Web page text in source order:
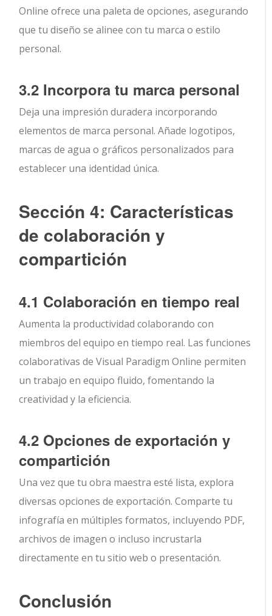
Online ofrece una paleta de opciones, asegurando
que tu diseño se alinee con tu marca o estilo
personal.
3.2 Incorpora tu marca personal
Deja una impresión duradera incorporando
elementos de marca personal. Añade logotipos,
marcas de agua o gráficos personalizados para
establecer una identidad única.
Sección 4: Características
de colaboración y
compartición
4.1 Colaboración en tiempo real
Aumenta la productividad colaborando con
miembros del equipo en tiempo real. Las funciones
colaborativas de Visual Paradigm Online permiten
un trabajo en equipo fluido, fomentando la
creatividad y la eficiencia.
4.2 Opciones de exportación y
compartición
Una vez que tu obra maestra esté lista, explora
diversas opciones de exportación. Comparte tu
infografía en múltiples formatos, incluyendo PDF,
archivos de imagen o incluso incrustarla
directamente en tu sitio web o presentación.
Conclusión